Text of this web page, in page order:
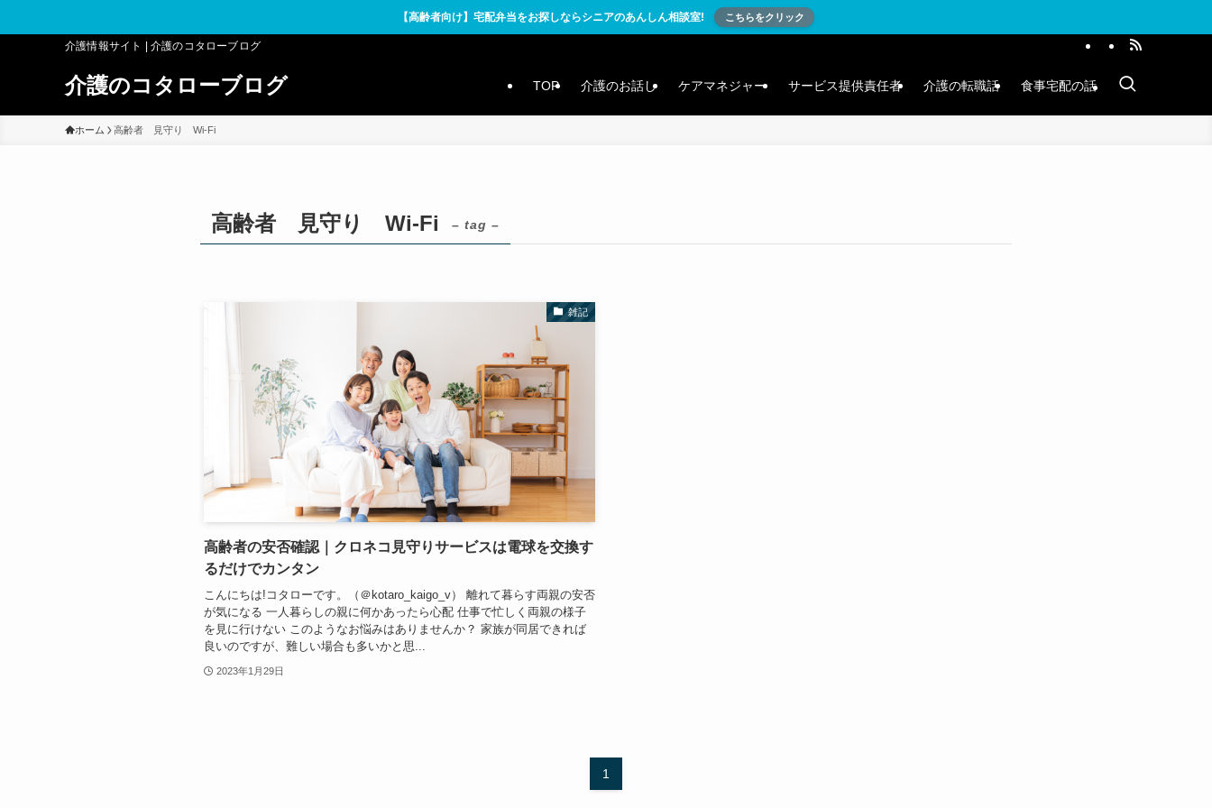
【高齢者向け】宅配弁当をお探しならシニアのあんしん相談室! こちらをクリック
介護情報サイト | 介護のコタローブログ
介護のコタローブログ TOP 介護のお話し ケアマネジャー サービス提供責任者 介護の転職話 食事宅配の話
ホーム 高齢者 見守り Wi-Fi
高齢者 見守り Wi-Fi – tag –
雑記
高齢者の安否確認｜クロネコ見守りサービスは電球を交換す
るだけでカンタン
こんにちは!コタローです。（＠kotaro_kaigo_v） 離れて暮らす両親の安否
が気になる 一人暮らしの親に何かあったら心配 仕事で忙しく両親の様子
を見に行けない このようなお悩みはありませんか？ 家族が同居できれば
良いのですが、難しい場合も多いかと思...
2023年1月29日
1